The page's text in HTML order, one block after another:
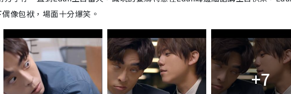
像包袱，場面十分爆笑。
+7